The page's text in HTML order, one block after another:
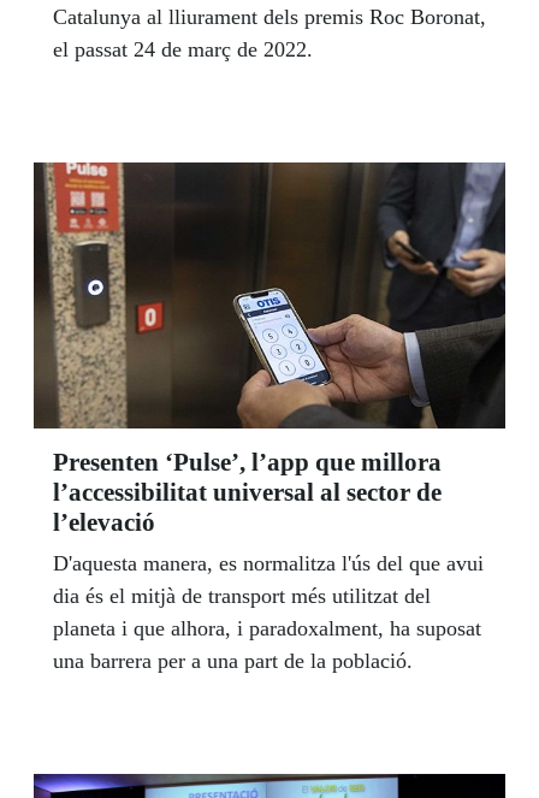
Catalunya al lliurament dels premis Roc Boronat,
el passat 24 de març de 2022.
Presenten ‘Pulse’, l’app que millora
l’accessibilitat universal al sector de
l’elevació
D'aquesta manera, es normalitza l'ús del que avui
dia és el mitjà de transport més utilitzat del
planeta i que alhora, i paradoxalment, ha suposat
una barrera per a una part de la població.